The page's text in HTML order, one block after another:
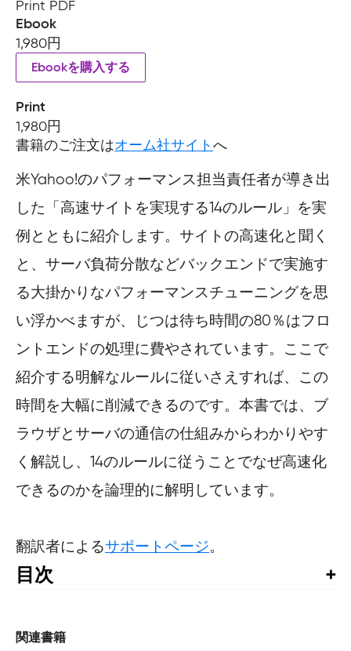
Print PDF
Ebook
1,980円
Ebookを購入する
Print
1,980円
書籍のご注文はオーム社サイトへ
米Yahoo!のパフォーマンス担当責任者が導き出
した「高速サイトを実現する14のルール」を実
例とともに紹介します。サイトの高速化と聞く
と、サーバ負荷分散などバックエンドで実施す
る大掛かりなパフォーマンスチューニングを思
い浮かべますが、じつは待ち時間の80％はフロ
ントエンドの処理に費やされています。ここで
紹介する明解なルールに従いさえすれば、この
時間を大幅に削減できるのです。本書では、ブ
ラウザとサーバの通信の仕組みからわかりやす
く解説し、14のルールに従うことでなぜ高速化
できるのかを論理的に解明しています。
翻訳者によるサポートページ。
目次
推薦の言葉
関連書籍